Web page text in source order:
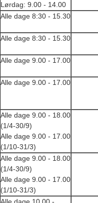
Lørdag: 9.00 - 14.00
Alle dage 8:30 - 15.30
Alle dage 8:30 - 15.30
Alle dage 9.00 - 17.00
Alle dage 9.00 - 17.00
Alle dage 9.00 - 18.00
(1/4-30/9)
Alle dage 9.00 - 17.00
(1/10-31/3)
Alle dage 9.00 - 18.00
(1/4-30/9)
Alle dage 9.00 - 17.00
(1/10-31/3)